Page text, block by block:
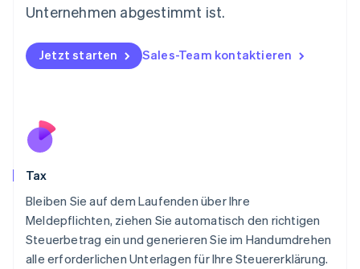
Unternehmen abgestimmt ist.
Jetzt starten Sales-Team kontaktieren
Tax
Bleiben Sie auf dem Laufenden über Ihre
Meldepflichten, ziehen Sie automatisch den richtigen
Steuerbetrag ein und generieren Sie im Handumdrehen
alle erforderlichen Unterlagen für Ihre Steuererklärung.
NederlandsEnglish
English
Österreich
Portugal
Português
Schweden
Schweiz
DeutschFrançaisItalianoEnglish
Singapur